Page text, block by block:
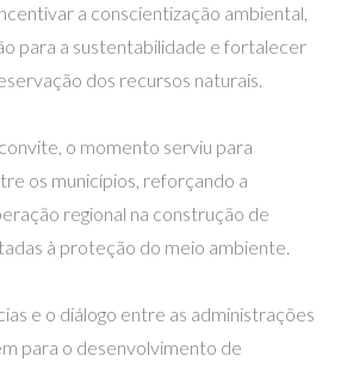
a conscientização ambiental,
para a sustentabilidade e fortalecer
dos recursos naturais.
o momento serviu para
os municípios, reforçando a
regional na construção de
à proteção do meio ambiente.
e o diálogo entre as administrações
para o desenvolvimento de